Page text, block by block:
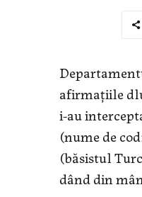
afirmaţiile
i-au
(nume de
(băsistul
dând din